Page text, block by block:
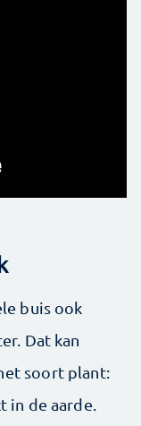
buis ook
Dat kan
soort plant:
in de aarde.